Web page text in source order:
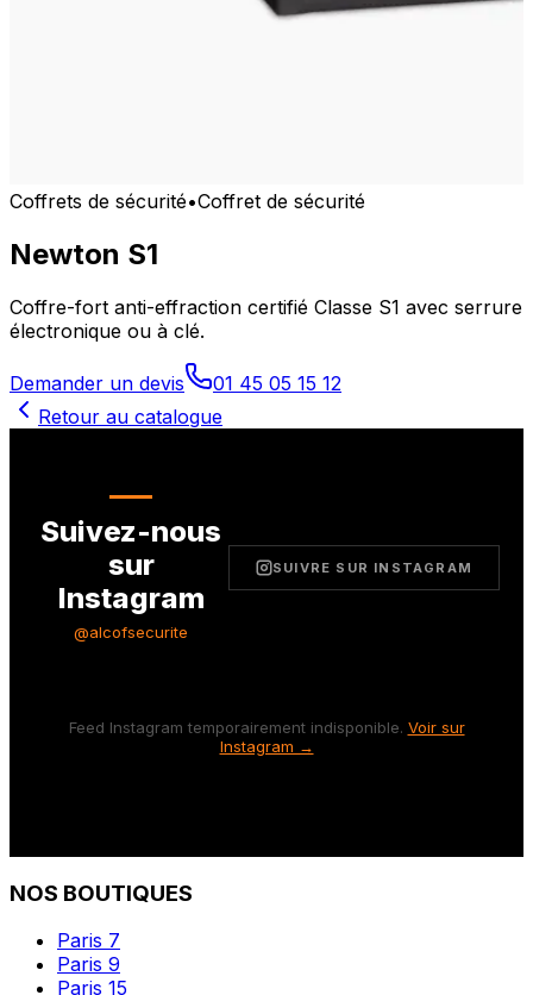
Coffrets de sécurité•Coffret de sécurité
Newton S1
Coffre-fort anti-effraction certifié Classe S1 avec serrure
électronique ou à clé.
Demander un devis
01 45 05 15 12
Retour au catalogue
Suivez-nous
sur
Instagram
@alcofsecurite
SUIVRE SUR INSTAGRAM
Feed Instagram temporairement indisponible. Voir sur
Instagram →
NOS BOUTIQUES
Paris 7
Paris 9
Paris 15